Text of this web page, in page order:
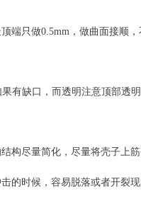
端只做0.5mm，做曲面接顺，
有缺口，而透明注意顶部透明
构尽量简化，尽量将壳子上
的时候，容易脱落或者开裂